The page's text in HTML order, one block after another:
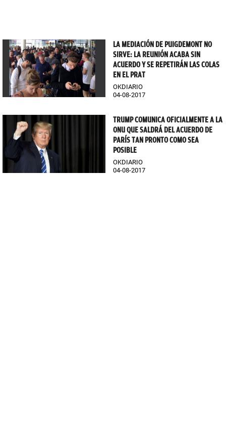
LA MEDIACIÓN DE PUIGDEMONT NO
SIRVE: LA REUNIÓN ACABA SIN
ACUERDO Y SE REPETIRÁN LAS COLAS
EN EL PRAT
OKDIARIO
04-08-2017
TRUMP COMUNICA OFICIALMENTE A LA
ONU QUE SALDRÁ DEL ACUERDO DE
PARÍS TAN PRONTO COMO SEA
POSIBLE
OKDIARIO
04-08-2017